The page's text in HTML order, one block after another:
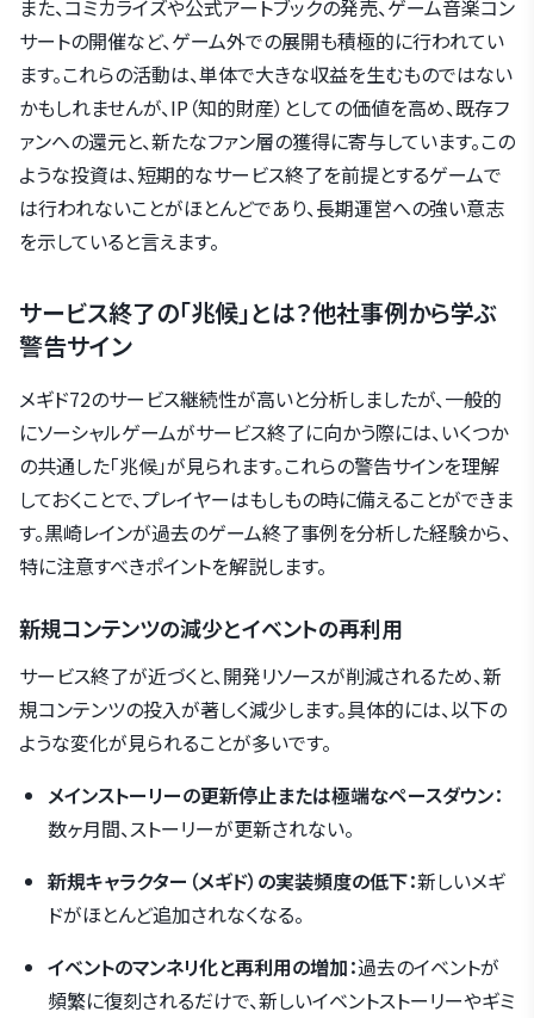
また、コミカライズや公式アートブックの発売、ゲーム音楽コン
サートの開催など、ゲーム外での展開も積極的に行われてい
ます。これらの活動は、単体で大きな収益を生むものではない
かもしれませんが、IP（知的財産）としての価値を高め、既存フ
ァンへの還元と、新たなファン層の獲得に寄与しています。この
ような投資は、短期的なサービス終了を前提とするゲームで
は行われないことがほとんどであり、長期運営への強い意志
を示していると言えます。
サービス終了の「兆候」とは？他社事例から学ぶ
警告サイン
メギド72のサービス継続性が高いと分析しましたが、一般的
にソーシャルゲームがサービス終了に向かう際には、いくつか
の共通した「兆候」が見られます。これらの警告サインを理解
しておくことで、プレイヤーはもしもの時に備えることができま
す。黒崎レインが過去のゲーム終了事例を分析した経験から、
特に注意すべきポイントを解説します。
新規コンテンツの減少とイベントの再利用
サービス終了が近づくと、開発リソースが削減されるため、新
規コンテンツの投入が著しく減少します。具体的には、以下の
ような変化が見られることが多いです。
メインストーリーの更新停止または極端なペースダウン：
数ヶ月間、ストーリーが更新されない。
新規キャラクター（メギド）の実装頻度の低下：新しいメギ
ドがほとんど追加されなくなる。
イベントのマンネリ化と再利用の増加：過去のイベントが
頻繁に復刻されるだけで、新しいイベントストーリーやギミ